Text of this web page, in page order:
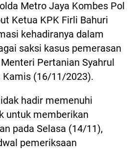
Metro Jaya Kombes Pol
Ketua KPK Firli Bahuri
kehadiranya dalam
saksi kasus pemerasan
Pertanian Syahrul
Kamis (16/11/2023).
hadir memenuhi
untuk memberikan
pada Selasa (14/11),
pemeriksaan